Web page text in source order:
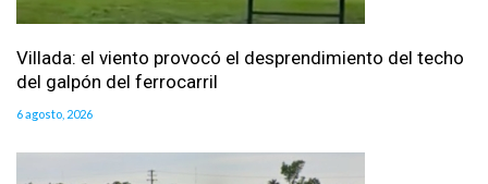
Villada: el viento provocó el desprendimiento del techo
del galpón del ferrocarril
6 agosto, 2026